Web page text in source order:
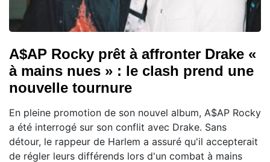
A$AP Rocky prêt à affronter Drake «
à mains nues » : le clash prend une
nouvelle tournure
En pleine promotion de son nouvel album, A$AP Rocky
a été interrogé sur son conflit avec Drake. Sans
détour, le rappeur de Harlem a assuré qu'il accepterait
de régler leurs différends lors d'un combat à mains